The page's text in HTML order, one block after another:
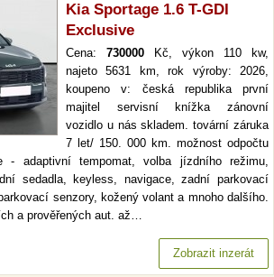
Kia Sportage 1.6 T-GDI
Exclusive
Cena: 730000 Kč, výkon 110 kw,
najeto 5631 km, rok výroby: 2026,
koupeno v: česká republika první
majitel servisní knížka zánovní
vozidlo u nás skladem. tovární záruka
7 let/ 150. 000 km. možnost odpočtu
- adaptivní tempomat, volba jízdního režimu,
sedadla, keyless, navigace, zadní parkovací
senzory, kožený volant a mnoho dalšího.
a prověřených aut. až…
Zobrazit inzerát